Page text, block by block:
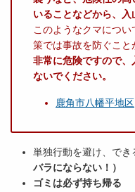
いることなどから、入
このようなクマにつ
策では事故を防ぐこと
非常に危険ですので
ないでください。
鹿角市八幡平地区
単独行動を避け、でき
バラにならない！）
ゴミは必ず持ち帰る